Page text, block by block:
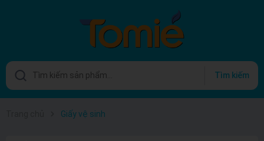
Tìm kiếm
Giấy vệ sinh